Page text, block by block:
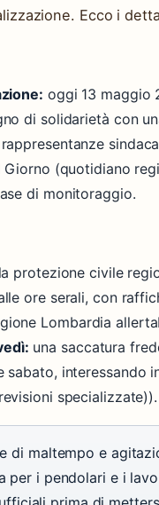
Ecco i
oggi 13 maggio
di solidarietà con
(quotidiano
di monitoraggio.
la protezione civile
ore serali, con
Lombardia
una saccatura
sabato, interessando
specializzate)).
di maltempo e
per i pendolari e i